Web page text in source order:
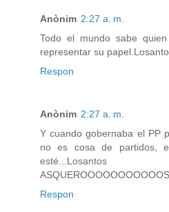
Anònim 2:27 a. m.
Todo el mundo sabe
representar su
Respon
Anònim 2:27 a. m.
Y cuando gobernaba el PP
no es cosa de partidos,
Respon